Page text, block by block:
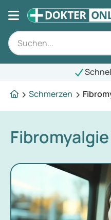
Schnelle
Schmerzen
Fibromyalgie